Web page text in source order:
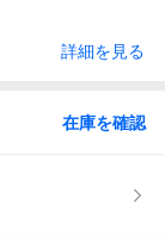
詳細を見る
在庫を確認